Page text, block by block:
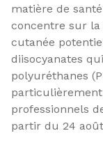
matière de
concentre sur
cutanée
diisocyanates
polyuréthanes
professionnels
partir du 24